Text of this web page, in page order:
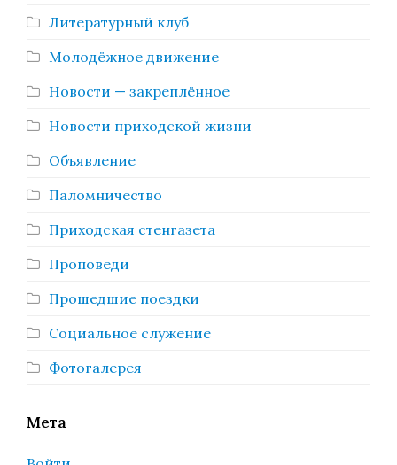
Литературный клуб
Молодёжное движение
Новости — закреплённое
Новости приходской жизни
Объявление
Паломничество
Приходская стенгазета
Проповеди
Прошедшие поездки
Социальное служение
Фотогалерея
Мета